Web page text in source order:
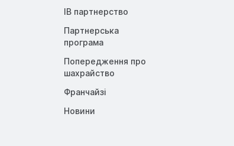
IB партнерство
Партнерська
програма
Попередження про
шахрайство
Франчайзі
Новини